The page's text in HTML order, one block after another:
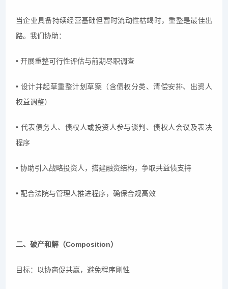
当企业具备持续经营基础但暂时流动性枯竭时，重整是最佳出
路。我们协助：
• 开展重整可行性评估与前期尽职调查
• 设计并起草重整计划草案（含债权分类、清偿安排、出资人
权益调整）
• 代表债务人、债权人或投资人参与谈判、债权人会议及表决
程序
• 协助引入战略投资人，搭建融资结构，争取共益债支持
• 配合法院与管理人推进程序，确保合规高效
二、破产和解（Composition）
目标：以协商促共赢，避免程序刚性